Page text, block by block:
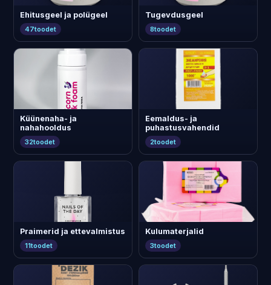
Ehitusgeel ja polügeel
47toodet
Tugevdusgeel
8toodet
Küünenaha- ja
nahahooldus
32toodet
Eemaldus- ja
puhastusvahendid
2toodet
Praimerid ja ettevalmistus
11toodet
Kulumaterjalid
3toodet